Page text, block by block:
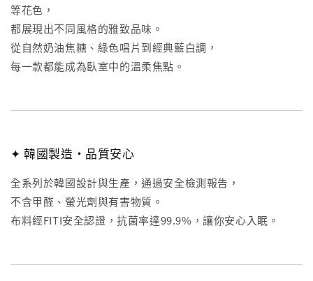
等花色，
都展現出不同風格的雅致品味。
從自然奶油焦糖、綠色唱片到經典藍白調，
每一款都能成為臥室中的溫柔焦點。
✦ 韓國製造・品質安心
全系列於韓國設計與生產，通過安全檢測報告，
不含甲醛、螢光劑與有害物質。
布料經FITI安全認證，抗菌率達99.9%，讓你安心入眠。